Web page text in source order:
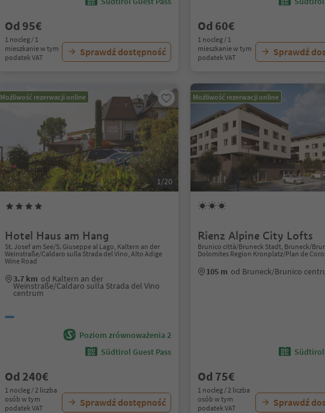
Od 95€
1 nocleg / 1
mieszkanie w tym
podatek VAT
Sprawdź dostępność
Od 60€
1 nocleg / 1
mieszkanie w tym
podatek VAT
Sprawdź
Możliwość rezerwacji online
1/20
Hotel Haus am Hang
St. Josef am See/S. Giuseppe al Lago, Kaltern an der
Weinstraße/Caldaro sulla Strada del Vino, Alto Adige
Wine Road
3.7 km od Kaltern an der
Weinstraße/Caldaro sulla Strada del Vino
centrum
Poziom zrównoważenia 2
Südtirol Guest Pass
Od 240€
1 nocleg / 2 liczba
osób w tym
podatek VAT
Sprawdź dostępność
Możliwość rezerwacji online
Rienz Alpine City Lofts
Brunico città/Bruneck Stadt, Bruneck/
Dolomites Region Kronplatz/Plan de
105 m od Bruneck/Brunico
Südtirol
Od 75€
1 nocleg / 2 liczba
osób w tym
podatek VAT
Sprawdź